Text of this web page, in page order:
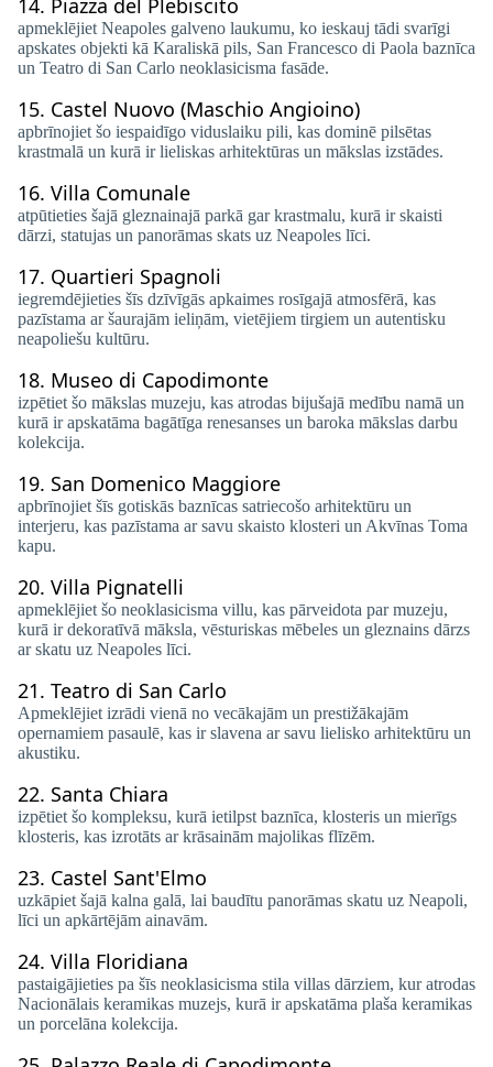
14. Piazza del Plebiscito
apmeklējiet Neapoles galveno laukumu, ko ieskauj tādi svarīgi
apskates objekti kā Karaliskā pils, San Francesco di Paola baznīca
un Teatro di San Carlo neoklasicisma fasāde.
15. Castel Nuovo (Maschio Angioino)
apbrīnojiet šo iespaidīgo viduslaiku pili, kas dominē pilsētas
krastmalā un kurā ir lieliskas arhitektūras un mākslas izstādes.
16. Villa Comunale
atpūtieties šajā gleznainajā parkā gar krastmalu, kurā ir skaisti
dārzi, statujas un panorāmas skats uz Neapoles līci.
17. Quartieri Spagnoli
iegremdējieties šīs dzīvīgās apkaimes rosīgajā atmosfērā, kas
pazīstama ar šaurajām ieliņām, vietējiem tirgiem un autentisku
neapoliešu kultūru.
18. Museo di Capodimonte
izpētiet šo mākslas muzeju, kas atrodas bijušajā medību namā un
kurā ir apskatāma bagātīga renesanses un baroka mākslas darbu
kolekcija.
19. San Domenico Maggiore
apbrīnojiet šīs gotiskās baznīcas satriecošo arhitektūru un
interjeru, kas pazīstama ar savu skaisto klosteri un Akvīnas Toma
kapu.
20. Villa Pignatelli
apmeklējiet šo neoklasicisma villu, kas pārveidota par muzeju,
kurā ir dekoratīvā māksla, vēsturiskas mēbeles un gleznains dārzs
ar skatu uz Neapoles līci.
21. Teatro di San Carlo
Apmeklējiet izrādi vienā no vecākajām un prestižākajām
opernamiem pasaulē, kas ir slavena ar savu lielisko arhitektūru un
akustiku.
22. Santa Chiara
izpētiet šo kompleksu, kurā ietilpst baznīca, klosteris un mierīgs
klosteris, kas izrotāts ar krāsainām majolikas flīzēm.
23. Castel Sant'Elmo
uzkāpiet šajā kalna galā, lai baudītu panorāmas skatu uz Neapoli,
līci un apkārtējām ainavām.
24. Villa Floridiana
pastaigājieties pa šīs neoklasicisma stila villas dārziem, kur atrodas
Nacionālais keramikas muzejs, kurā ir apskatāma plaša keramikas
un porcelāna kolekcija.